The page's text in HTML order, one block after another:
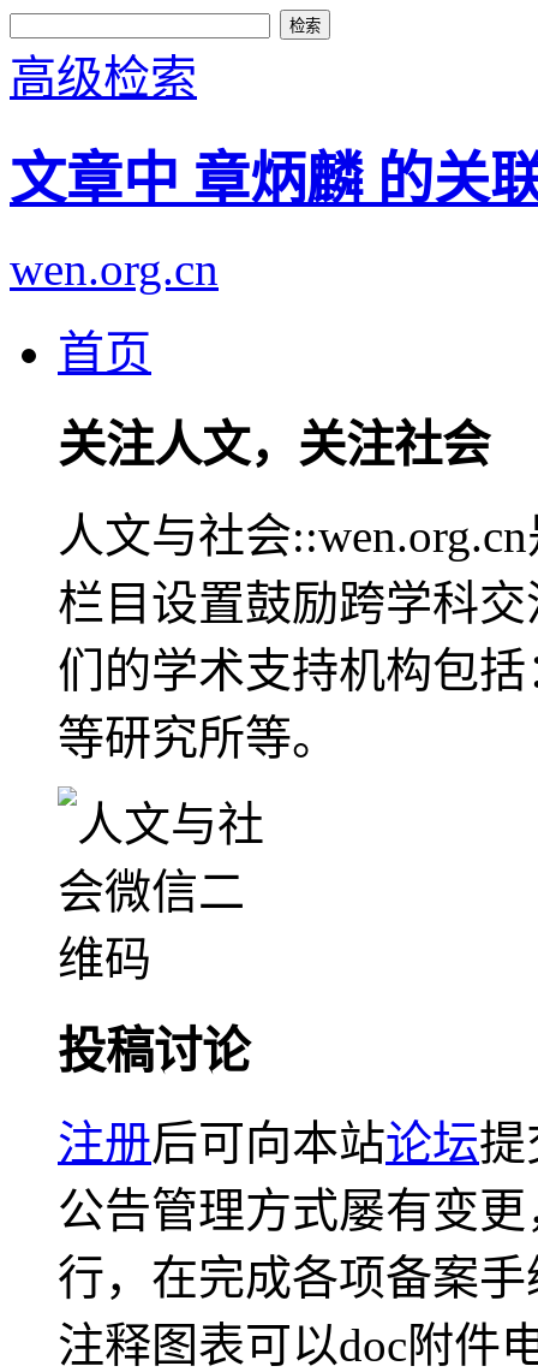
高级检索
文章中 章炳麟 的关
wen.org.cn
首页
关注人文，关注社会
人文与社会
栏目设置鼓励跨学科
们的学术支持机构包
等研究所等。
投稿讨论
注册后可向本站论坛提
公告管理方式屡有变
行，在完成各项备案
注释图表可以doc附件